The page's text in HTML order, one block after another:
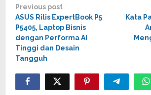
Post
navigation
Previous post
ASUS Rilis ExpertBook P5
P5405, Laptop Bisnis
dengan Performa AI
Tinggi dan Desain
Tangguh
Kata